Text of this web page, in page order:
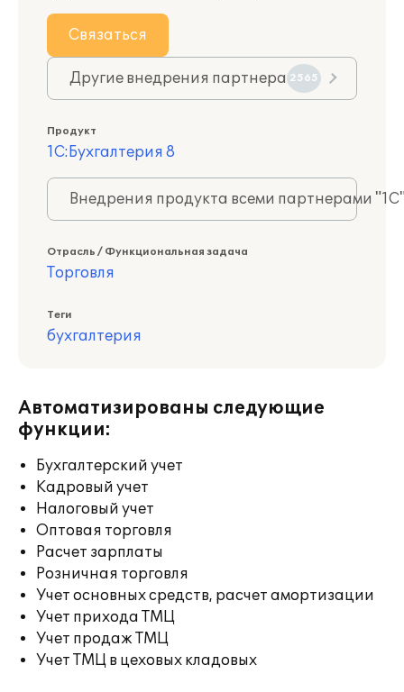
Связаться
Другие внедрения партнера 2565
Продукт
1С:Бухгалтерия 8
Внедрения продукта всеми партнерами
Отрасль / Функциональная задача
Торговля
Теги
бухгалтерия
Автоматизированы следующие
функции:
Бухгалтерский учет
Кадровый учет
Налоговый учет
Оптовая торговля
Расчет зарплаты
Розничная торговля
Учет основных средств, расчет амортизации
Учет прихода ТМЦ
Учет продаж ТМЦ
Учет ТМЦ в цеховых кладовых